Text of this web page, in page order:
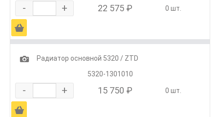
- + 22 575 ₽ 0 шт.
Ä
1
Радиатор основной 5320 / ZTD
5320-1301010
- + 15 750 ₽ 0 шт.
Ä